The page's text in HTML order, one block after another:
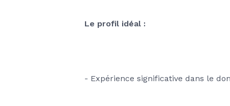
Le profil idéal :
- Expérience significative dans le